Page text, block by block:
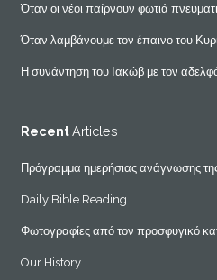
Όταν οι νέοι παίρνουν φωτιά
Όταν λαμβάνουμε τον έπαινο του
Η συνάντηση του Ιακώβ με τον
RecentArticles
Πρόγραμμα ημερήσιας ανάγνωσης
Daily Bible Reading
Φωτογραφίες από τον προσφυγικό
Our History